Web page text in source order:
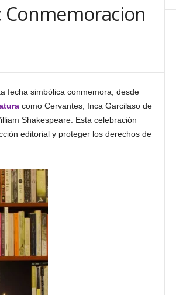
fecha simbólica conmemora, desde
como Cervantes, Inca Garcilaso de
Shakespeare. Esta celebración
editorial y proteger los derechos de